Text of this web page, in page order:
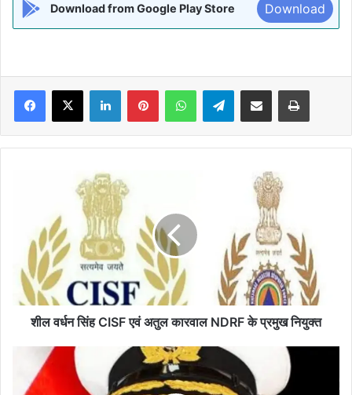
Download from Google Play Store Download
Facebook
X LinkedInPinterestWhatsAppTelegramShare via Email Print
अतुल
कारवाल
NDRF
के
प्रमुखशील वर्धन सिंह CISF एवं अतुल कारवाल NDRF के प्रमुख नियुक्त
एडमिरल
आर.